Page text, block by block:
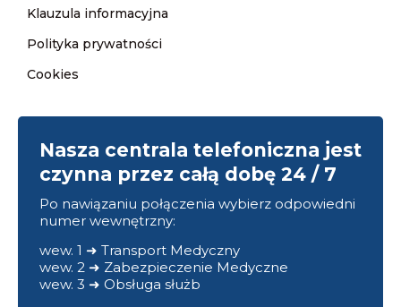
Klauzula informacyjna
Polityka prywatności
Cookies
Nasza centrala telefoniczna jest
czynna przez całą dobę 24 / 7
Po nawiązaniu połączenia wybierz odpowiedni
numer wewnętrzny:
wew. 1 ➜ Transport Medyczny
wew. 2 ➜ Zabezpieczenie Medyczne
wew. 3 ➜ Obsługa służb